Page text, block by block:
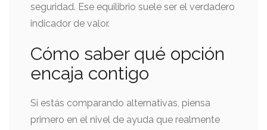
seguridad. Ese equilibrio suele ser el verdadero
indicador de valor.
Cómo saber qué opción
encaja contigo
Si estás comparando alternativas, piensa
primero en el nivel de ayuda que realmente